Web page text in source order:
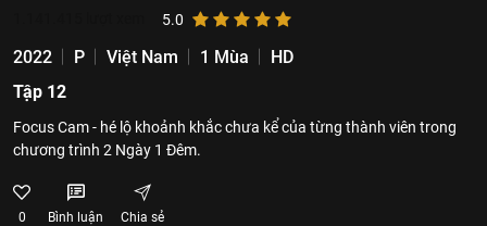
5.0
2022 P Việt Nam 1 Mùa
HD
Tập 12
Focus Cam - hé lộ khoảnh khắc chưa kể của từng thành viên trong
chương trình 2 Ngày 1 Đêm.
0 Bình luận Chia sẻ